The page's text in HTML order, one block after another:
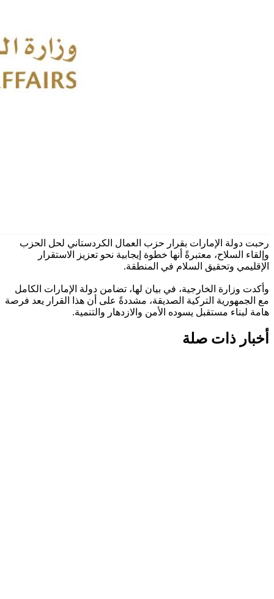
رحبت دولة الإمارات بقرار حزب العمال الكردستاني لحل الحزب
وإلقاء السلاح، معتبرةً أنها خطوة إيجابية نحو تعزيز الاستقرار
الإقليمي وتحقيق السلام في المنطقة.
وأكدت وزارة الخارجية، في بيان لها، تضامن دولة الإمارات الكامل
مع الجمهورية التركية الصديقة، مشددةً على أن هذا القرار يعد فرصة
هامة لبناء مستقبل يسوده الأمن والازدهار والتنمية.
أخبار ذات صلة